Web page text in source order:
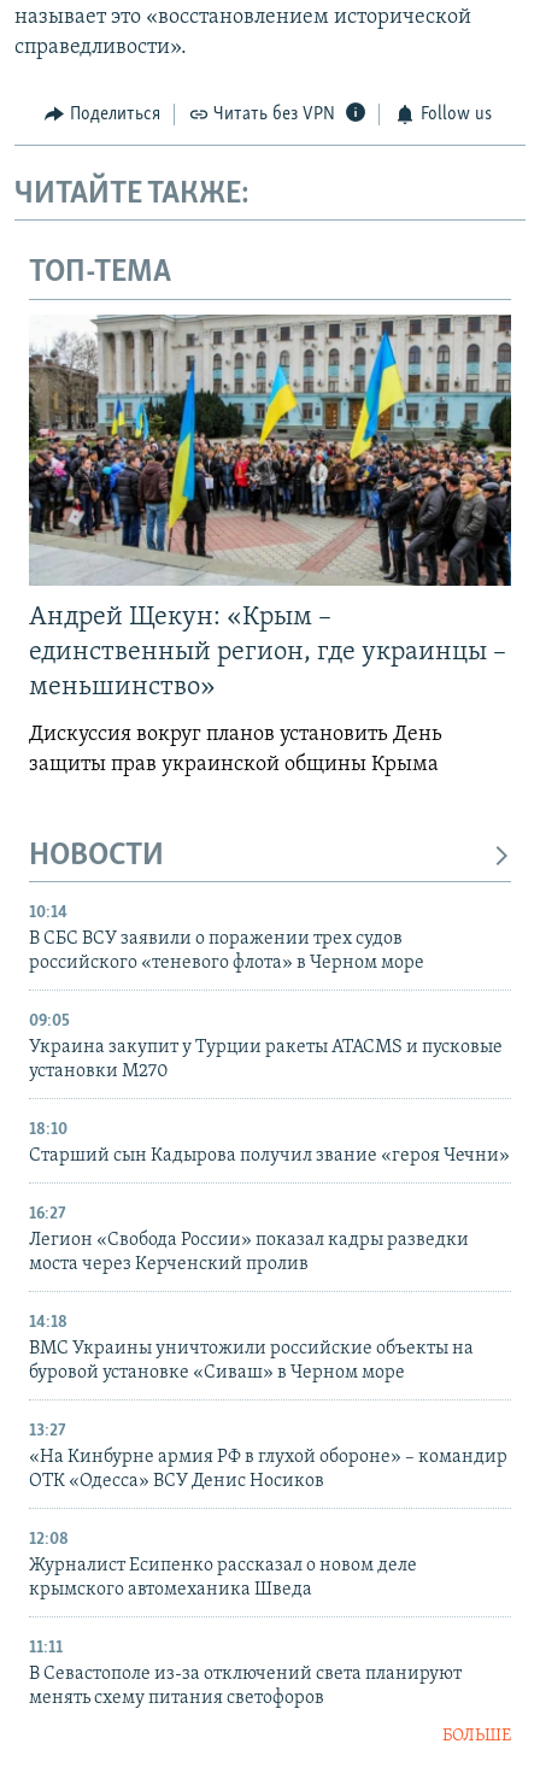
называет это «восстановлением исторической
справедливости».
Поделиться Читать без VPN Follow us
ЧИТАЙТЕ ТАКЖЕ:
ТОП-ТЕМА
Андрей Щекун: «Крым –
единственный регион, где украинцы –
меньшинство»
Дискуссия вокруг планов установить День
защиты прав украинской общины Крыма
НОВОСТИ
10:14
В СБС ВСУ заявили о поражении трех судов
российского «теневого флота» в Черном море
09:05
Украина закупит у Турции ракеты ATACMS и пусковые
установки M270
18:10
Старший сын Кадырова получил звание «героя Чечни»
16:27
Легион «Свобода России» показал кадры разведки
моста через Керченский пролив
14:18
ВМС Украины уничтожили российские объекты на
буровой установке «Сиваш» в Черном море
13:27
«На Кинбурне армия РФ в глухой обороне» – командир
ОТК «Одесса» ВСУ Денис Носиков
12:08
Журналист Есипенко рассказал о новом деле
крымского автомеханика Шведа
11:11
В Севастополе из-за отключений света планируют
менять схему питания светофоров
БОЛЬШЕ